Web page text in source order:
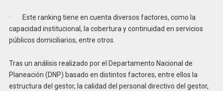
· Este ranking tiene en cuenta diversos factores, como la
capacidad institucional, la cobertura y continuidad en servicios
públicos domiciliarios, entre otros.
Tras un análisis realizado por el Departamento Nacional de
Planeación (DNP) basado en distintos factores, entre ellos la
estructura del gestor, la calidad del personal directivo del gestor,